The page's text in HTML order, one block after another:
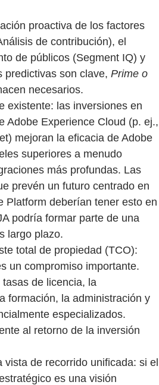
proactiva de los factores
de contribución), el
de públicos (Segment IQ) y
predictivas son clave, Prime o
necesarios.
existente: las inversiones en
Adobe Experience Cloud (p. ej.,
mejoran la eficacia de Adobe
superiores a menudo
más profundas. Las
prevén un futuro centrado en
Platform deberían tener esto en
podría formar parte de una
largo plazo.
total de propiedad (TCO):
un compromiso importante.
de licencia, la
formación, la administración y
especializados.
al retorno de la inversión
vista de recorrido unificada: si el
es una visión